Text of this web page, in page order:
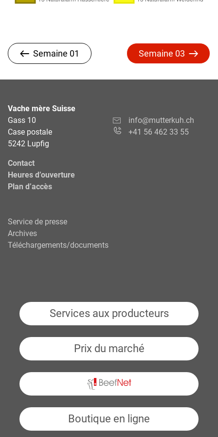
Semaine 01 Semaine 03
Vache mère Suisse
Gass 10
Case postale
5242 Lupfig
info@mutterkuh.ch
+41 56 462 33 55
Contact
Heures d’ouverture
Plan d’accès
Service de presse
Archives
Téléchargements/documents
Services aux producteurs
Prix du marché
Boutique en ligne